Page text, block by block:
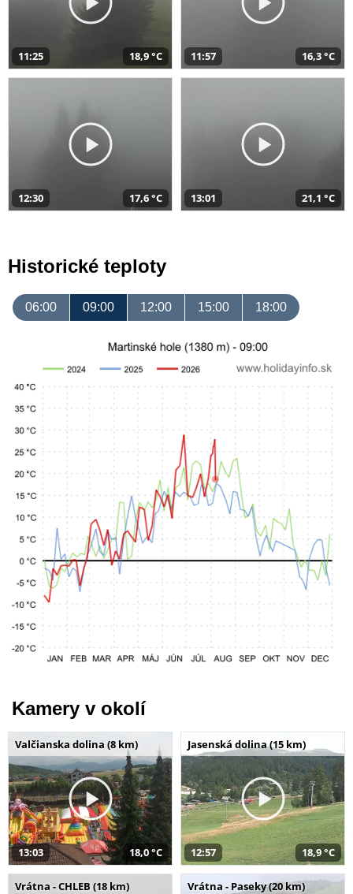
11:25 18,9 °C 11:57 16,3 °C
12:30 17,6 °C 13:01 21,1 °C
Historické teploty
06:00 09:00 12:00 15:00 18:00
Kamery v okolí
Valčianska dolina (8 km)
13:03 18,0 °C
Jasenská dolina (15 km)
12:57 18,9 °C
Vrátna - CHLEB (18 km) Vrátna - Paseky (20 km)